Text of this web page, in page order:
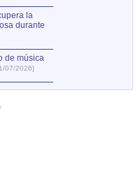
la
durante
de música
07/2026]